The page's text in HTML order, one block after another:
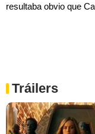
resultaba obvio que
Tráilers